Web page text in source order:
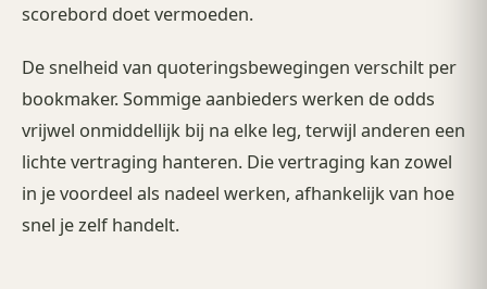
scorebord doet vermoeden.
De snelheid van quoteringsbewegingen verschilt per
bookmaker. Sommige aanbieders werken de odds
vrijwel onmiddellijk bij na elke leg, terwijl anderen een
lichte vertraging hanteren. Die vertraging kan zowel
in je voordeel als nadeel werken, afhankelijk van hoe
snel je zelf handelt.